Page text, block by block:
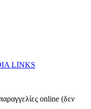
LINKS
online (δεν